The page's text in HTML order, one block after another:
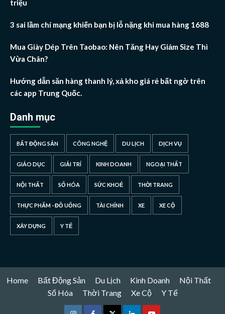
triệu
3 sai lầm chí mạng khiến bạn bị lỗ nặng khi mua hàng 1688
Mua Giày Dép Trên Taobao: Nên Tăng Hay Giảm Size Thì
Vừa Chân?
Hướng dẫn săn hàng thanh lý, xả kho giá rẻ bất ngờ trên
các app Trung Quốc.
Danh mục
BẤT ĐỘNG SẢN CÔNG NGHỆ DU LỊCH DỊCH VỤ
GIÁO DỤC GIẢI TRÍ KINH DOANH NGOẠI THẤT
NỘI THẤT SỐ HÓA SỨC KHOẺ THỜI TRANG
THỰC PHẨM - ĐỒ UỐNG TÀI CHÍNH XE XE CỘ
XÂY DỰNG Y TẾ
Home Bất Động Sản Du Lịch Kinh Doanh
Nội Thất
Số Hóa
Thời Trang Xe Cộ Y Tế